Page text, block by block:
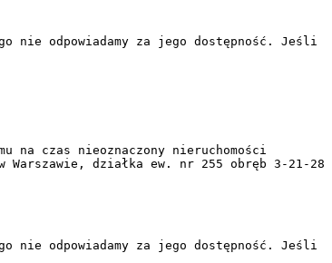
nie odpowiadamy za jego dostępność. Jeśli
na czas nieoznaczony nieruchomości
Warszawie, działka ew. nr 255 obręb 3-21-28
nie odpowiadamy za jego dostępność. Jeśli